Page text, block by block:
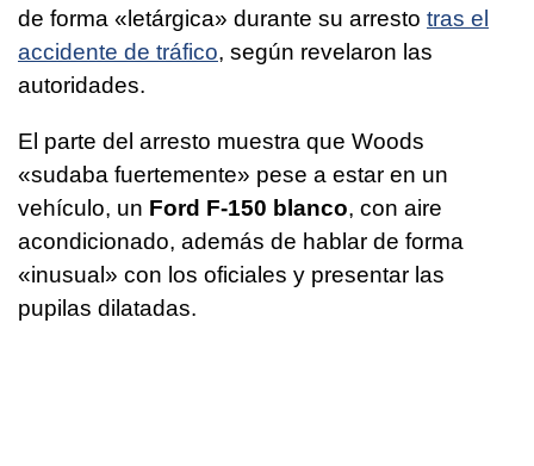
de forma «letárgica» durante su arresto tras el
accidente de tráfico, según revelaron las
autoridades.
El parte del arresto muestra que Woods
«sudaba fuertemente» pese a estar en un
vehículo, un Ford F-150 blanco, con aire
acondicionado, además de hablar de forma
«inusual» con los oficiales y presentar las
pupilas dilatadas.